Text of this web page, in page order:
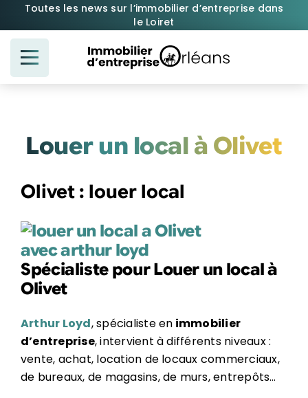
Passer
contenu
Toutes les news sur l’immobilier d’entreprise dans
le Loiret
Louer un local à Olivet
Olivet : louer local
Spécialiste pour Louer un local à
Olivet
Arthur Loyd, spécialiste en immobilier
d’entreprise, intervient à différents niveaux :
vente, achat, location de locaux commerciaux,
de bureaux, de magasins, de murs, entrepôts…